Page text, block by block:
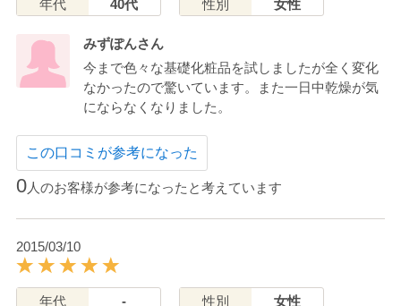
年代 40代 性別 女性
みずぽんさん
今まで色々な基礎化粧品を試しましたが全く変化
なかったので驚いています。また一日中乾燥が気
にならなくなりました。
この口コミが参考になった
0人のお客様が参考になったと考えています
2015/03/10
年代 - 性別 女性